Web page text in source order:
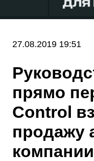
27.08.2019 19:51
прямо
Control
продажу
компании